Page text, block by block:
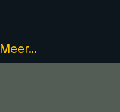
Meer...